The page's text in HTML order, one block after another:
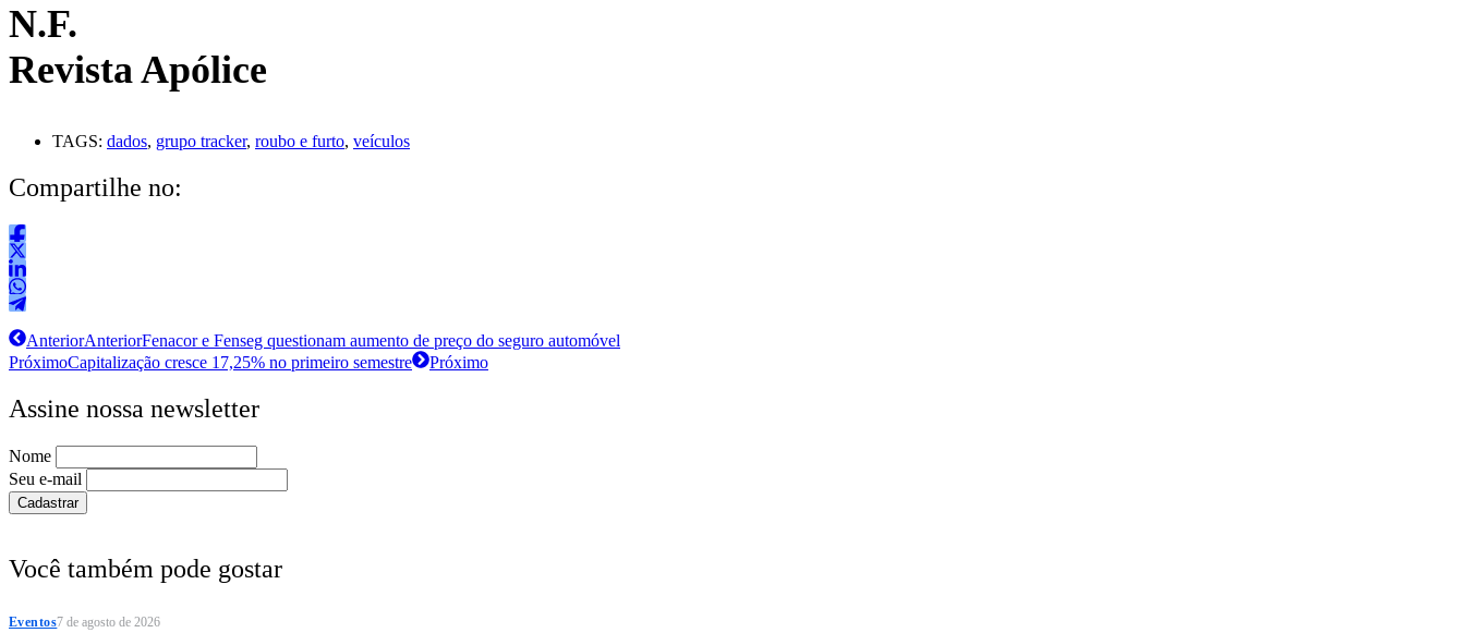
N.F.
Revista Apólice
TAGS: dados, grupo tracker, roubo e furto, veículos
Compartilhe no:
AnteriorAnteriorFenacor e Fenseg questionam aumento de preço do seguro automóvel
PróximoCapitalização cresce 17,25% no primeiro semestre Próximo
Assine nossa newsletter
Nome
Seu e-mail
Você também pode gostar
Eventos7 de agosto de 2026